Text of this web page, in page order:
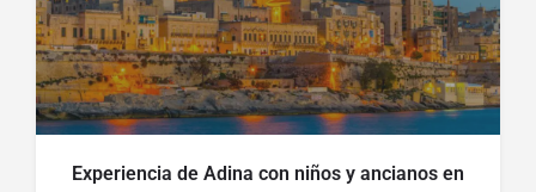
Experiencia de Adina con niños y ancianos en